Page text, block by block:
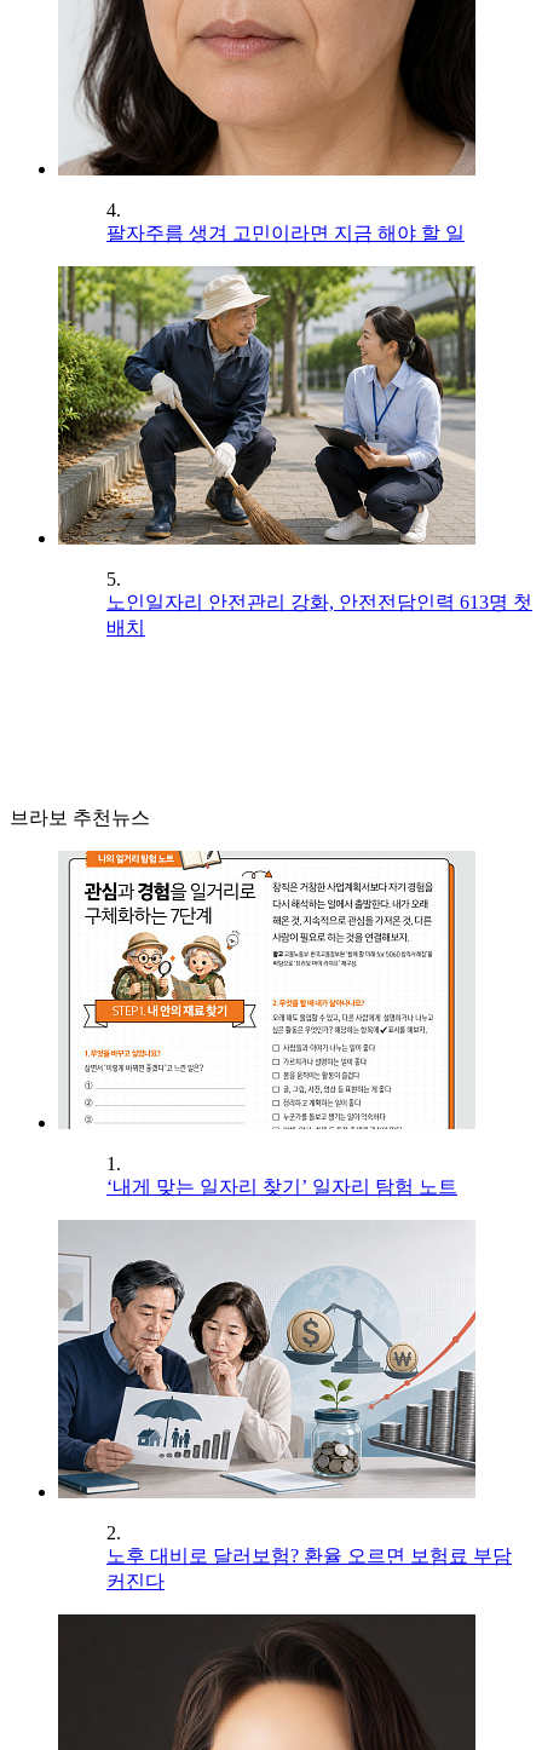
4.
팔자주름 생겨 고민이라면 지금 해야 할 일
5.
노인일자리 안전관리 강화, 안전전담인력 613명 첫
배치
브라보 추천뉴스
1.
‘내게 맞는 일자리 찾기’ 일자리 탐험 노트
2.
노후 대비로 달러보험? 환율 오르면 보험료 부담
커진다